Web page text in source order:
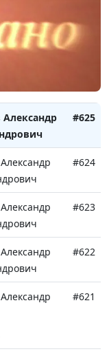
#627
Александр
#625
#624
#623
#622
#621